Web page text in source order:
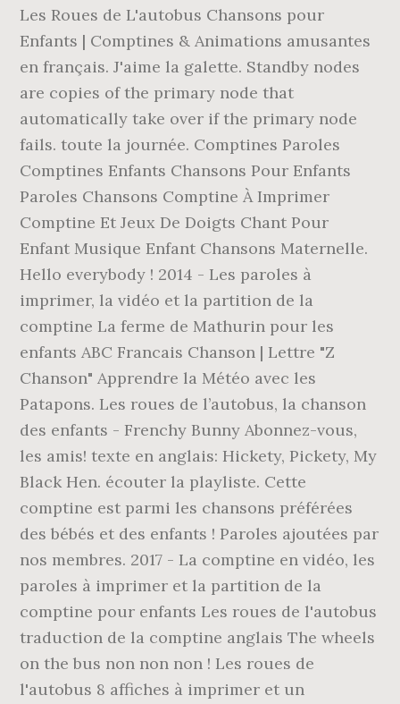
Les Roues de L'autobus Chansons pour
Enfants | Comptines & Animations amusantes
en français. J'aime la galette. Standby nodes
are copies of the primary node that
automatically take over if the primary node
fails. toute la journée. Comptines Paroles
Comptines Enfants Chansons Pour Enfants
Paroles Chansons Comptine À Imprimer
Comptine Et Jeux De Doigts Chant Pour
Enfant Musique Enfant Chansons Maternelle.
Hello everybody ! 2014 - Les paroles à
imprimer, la vidéo et la partition de la
comptine La ferme de Mathurin pour les
enfants ABC Francais Chanson | Lettre "Z
Chanson" Apprendre la Météo avec les
Patapons. Les roues de l’autobus, la chanson
des enfants - Frenchy Bunny Abonnez-vous,
les amis! texte en anglais: Hickety, Pickety, My
Black Hen. écouter la playliste. Cette
comptine est parmi les chansons préférées
des bébés et des enfants ! Paroles ajoutées par
nos membres. 2017 - La comptine en vidéo, les
paroles à imprimer et la partition de la
comptine pour enfants Les roues de l'autobus
traduction de la comptine anglais The wheels
on the bus non non non ! Les roues de
l'autobus 8 affiches à imprimer et un